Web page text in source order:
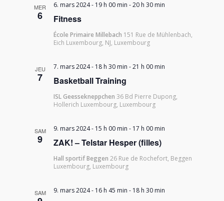
MER
6 Fitness
6. mars 2024 - 19 h 00 min -20 h 30 min
École Primaire Millebach 151 Rue de Mühlenbach,
Eich Luxembourg, NJ, Luxembourg
JEU
7 Basketball Training
7. mars 2024 - 18 h 30 min -21 h 00 min
ISL Geessekneppchen36 Bd Pierre Dupong,
Hollerich Luxembourg, Luxembourg
SAM
9 ZAK! – Telstar Hesper (filles)
9. mars 2024 - 15 h 00 min - 17 h 00 min
Hall sportif Beggen26 Rue de Rochefort, Beggen
Luxembourg, Luxembourg
SAM 9. mars 2024 - 16 h 45 min - 18 h 30 min